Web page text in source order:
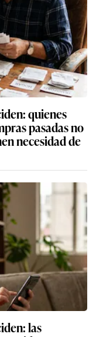
quienes
pasadas no
necesidad de
las